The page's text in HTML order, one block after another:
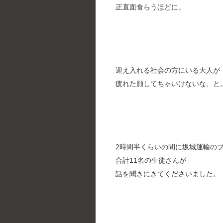
正直面食らうほどに。
迎え入れる社会の方にいる大人が
疲れた顔してちゃいけないな、と。
2時間半くらいの間に坂城運輸の
合計11名の生徒さんが
話を聞きにきてくださいました。